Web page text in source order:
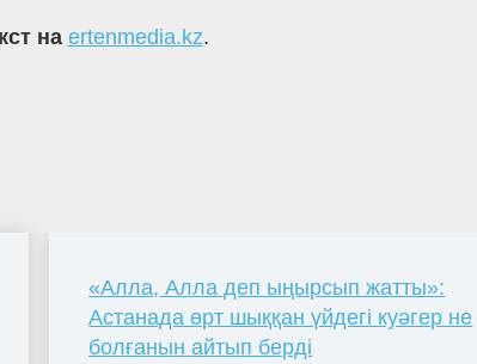
на ertenmedia.kz.
«Алла, Алла деп ыңырсып жатты»:
Астанада өрт шыққан үйдегі куәгер не
болғанын айтып берді